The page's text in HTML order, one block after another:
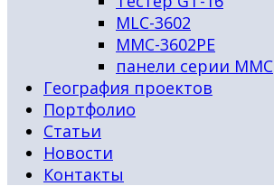
MLC-3602
MMC-3602PЕ
панели серии ММС
География проектов
Портфолио
Статьи
Новости
Контакты